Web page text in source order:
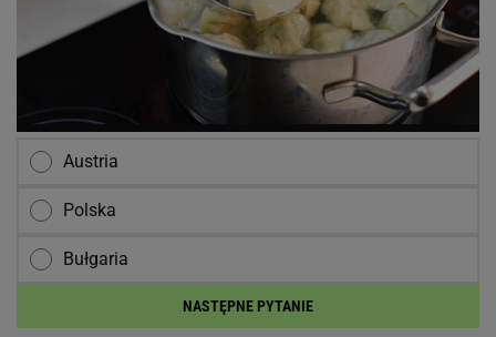
Austria
Polska
Bułgaria
NASTĘPNE PYTANIE